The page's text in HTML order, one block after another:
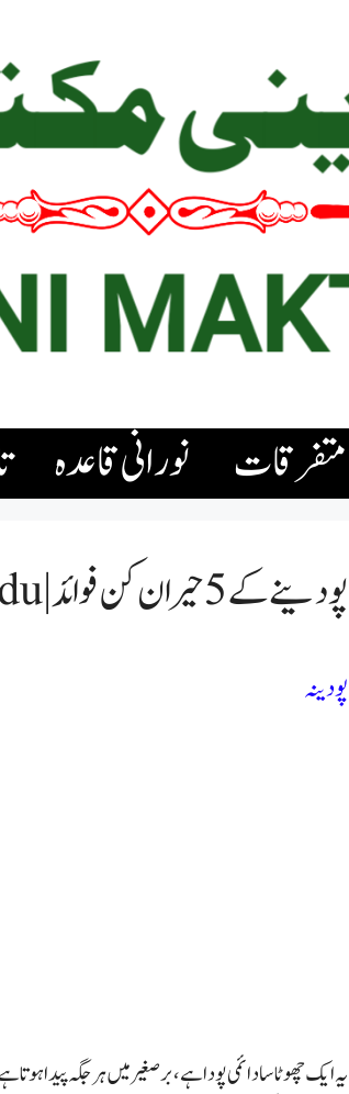
متفرقات نورانی قاعدہ
پودینے کے 5 حیران کن فوائد | Pudina Ke Fayde In Urdu
پودینہ
یہ ایک چھوٹا سا دائمی پودا ہے،برصغیر میں ہر جگہ پیدا